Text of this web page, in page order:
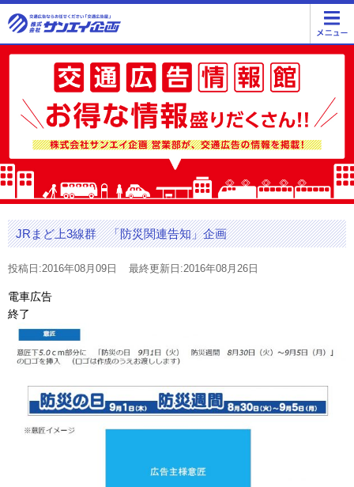
JRまど上3線群 「防災関連告知」企画
投稿日:2016年08月09日 最終更新日:2016年08月26日
電車広告
終了